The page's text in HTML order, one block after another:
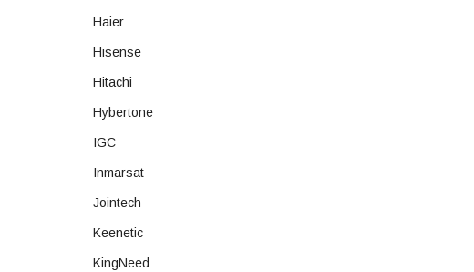
Haier
Hisense
Hitachi
Hybertone
IGC
Inmarsat
Jointech
Keenetic
KingNeed